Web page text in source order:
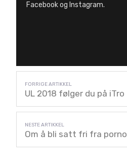
Facebook og Instagram.
UL 2018 følger du på iTro
Om å bli satt fri fra porno